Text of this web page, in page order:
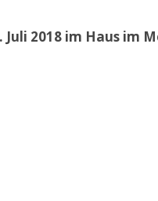
2018 im Haus im